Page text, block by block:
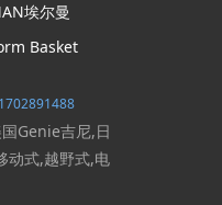
埃尔曼
Basket
Genie吉尼,日
动式,越野式,电